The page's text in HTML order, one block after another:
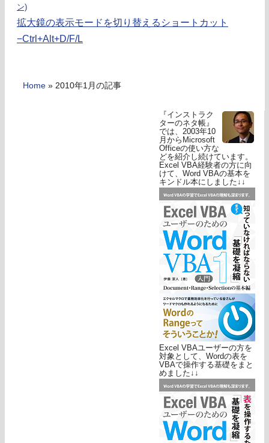
ン)
拡大鏡の表示モードを切り替えるショートカット
−Ctrl+Alt+D/F/L
Home » 2010年1月の記事
『インストラク
ターのネタ帳』
では、2003年10
月からMicrosoft
Officeの使い方な
どを紹介し続けています。
Excel VBA経験者の方に向
けて、Word VBAの基本を
キンドル本にしました↓↓
Excel VBAユーザーの方を
対象として、Wordの表を
VBAで操作する基礎をまと
めました↓↓